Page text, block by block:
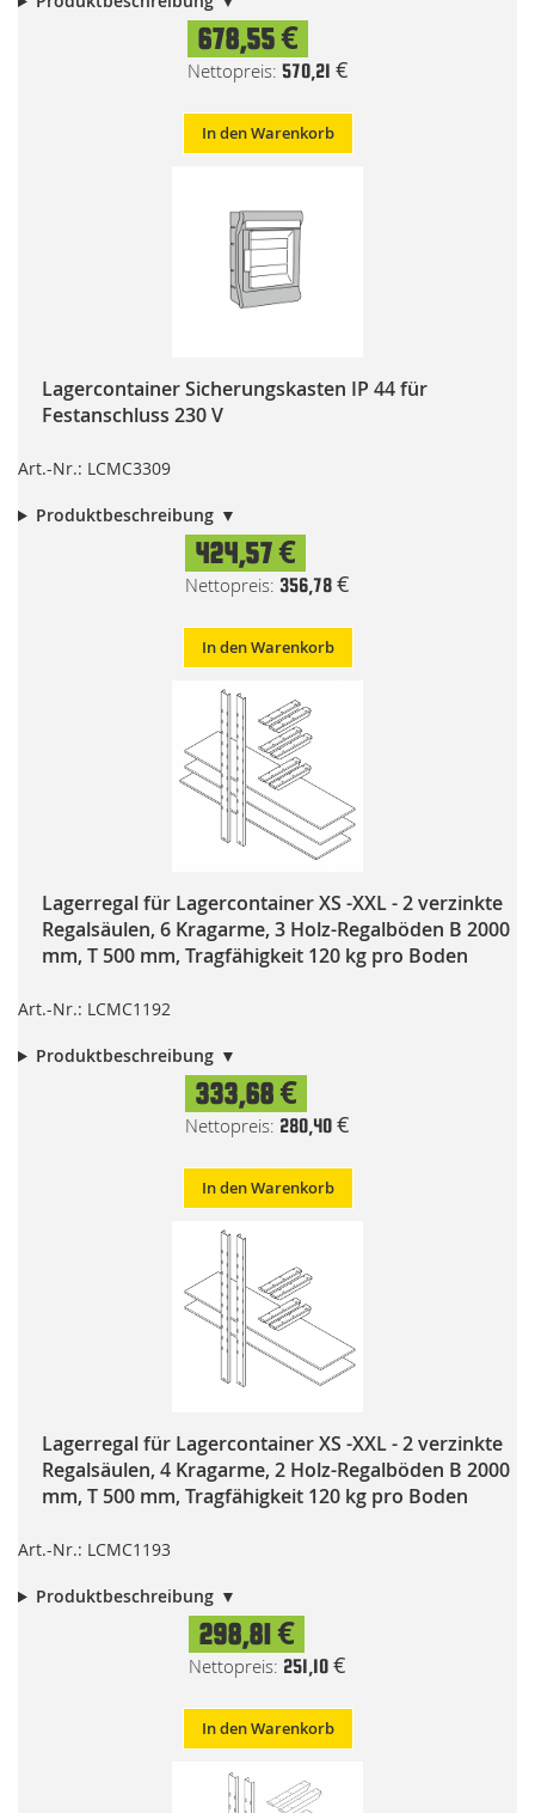
678,55 €
570,21 €
In den Warenkorb
Lagercontainer Sicherungskasten IP 44 für
Festanschluss 230 V
Art.-Nr.: LCMC3309
Produktbeschreibung
424,57 €
356,78 €
In den Warenkorb
Lagerregal für Lagercontainer XS -XXL - 2 verzinkte
Regalsäulen, 6 Kragarme, 3 Holz-Regalböden B 2000
mm, T 500 mm, Tragfähigkeit 120 kg pro Boden
Art.-Nr.: LCMC1192
Produktbeschreibung
333,68 €
280,40 €
In den Warenkorb
Lagerregal für Lagercontainer XS -XXL - 2 verzinkte
Regalsäulen, 4 Kragarme, 2 Holz-Regalböden B 2000
mm, T 500 mm, Tragfähigkeit 120 kg pro Boden
Art.-Nr.: LCMC1193
Produktbeschreibung
298,81 €
251,10 €
In den Warenkorb